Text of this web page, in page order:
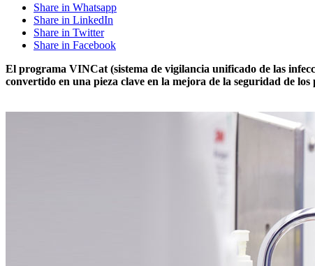
Share in Whatsapp
Share in LinkedIn
Share in Twitter
Share in Facebook
El programa VINCat (sistema de vigilancia unificado de las
convertido en una pieza clave en la mejora de la seguridad de